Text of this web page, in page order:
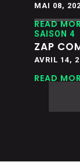
MAI 08,
READ
SAISON 4
ZAP
AVRIL 14,
READ